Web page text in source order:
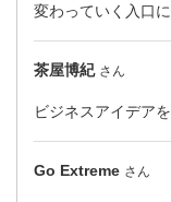
変わっていく入口
茶屋博紀 さん
ビジネスアイデア
Go Extreme さん